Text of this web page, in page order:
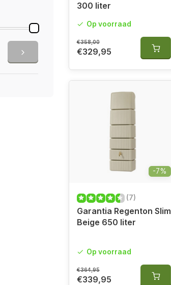
300 liter
Op voorraad
€358,00
€329,95
-7%
(7)
Garantia Regenton Slim
Beige 650 liter
Op voorraad
€364,95
€339,95